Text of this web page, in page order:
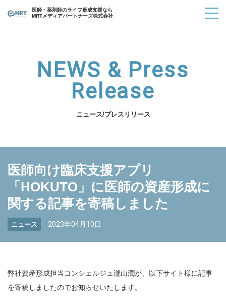
医師・薬剤師のライフ形成支援なら
MRTメディアパートナーズ株式会社
NEWS & Press
Release
ニュース/プレスリリース
医師向け臨床支援アプリ
「HOKUTO」に医師の資産形成に
関する記事を寄稿しました
ニュース 2023年04月10日
弊社資産形成担当コンシェルジュ瀧山潤が、以下サイト様に記事
を寄稿しましたのでお知らせいたします。